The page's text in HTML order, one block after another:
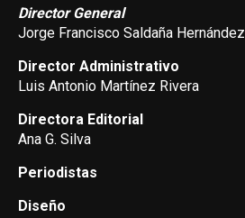
Director General
Jorge Francisco Saldaña Hernández
Director Administrativo
Luis Antonio Martínez Rivera
Directora Editorial
Ana G. Silva
Periodistas
Diseño